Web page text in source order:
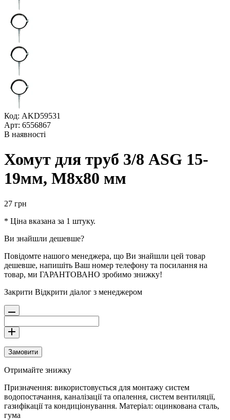
Код: AKD59531
Арт: 6556867
В наявності
Хомут для труб 3/8 ASG 15-
19мм, M8x80 мм
27 грн
* Ціна вказана за 1 штуку.
Ви знайшли дешевше?
Повідомте нашого менеджера, що Ви знайшли цей товар
дешевше, напишіть Ваш номер телефону та посилання на
товар, ми ГАРАНТОВАНО зробимо знижку!
Закрити Відкрити діалог з менеджером
Замовити
Отримайте знижку
Призначення: використовується для монтажу систем
водопостачання, каналізації та опалення, систем вентиляції,
газифікації та кондиціонування. Матеріал: оцинкована сталь,
гума